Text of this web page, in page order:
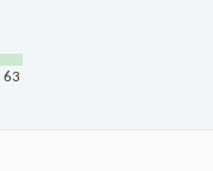
63